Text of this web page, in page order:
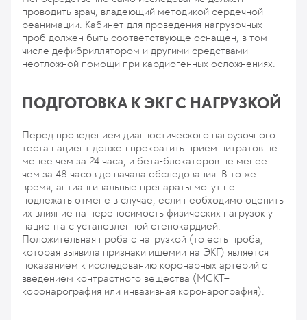
проводить врач, владеющий методикой сердечной
реанимации. Кабинет для проведения нагрузочных
проб должен быть соответствующе оснащен, в том
числе дефибриллятором и другими средствами
неотложной помощи при кардиогенных осложнениях.
ПОДГОТОВКА К ЭКГ С НАГРУЗКОЙ
Перед проведением диагностического нагрузочного
теста пациент должен прекратить прием нитратов не
менее чем за 24 часа, и бета-блокаторов не менее
чем за 48 часов до начала обследования. В то же
время, антиангинальные препараты могут не
подлежать отмене в случае, если необходимо оценить
их влияние на переносимость физических нагрузок у
пациента с установленной стенокардией.
Положительная проба с нагрузкой (то есть проба,
которая выявила признаки ишемии на ЭКГ) является
показанием к исследованию коронарных артерий с
введением контрастного вещества (МСКТ–
коронарография или инвазивная коронарография).